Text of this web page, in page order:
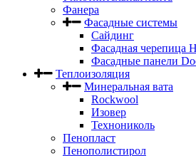
Фанера
Фасадные системы
Сайдинг
Фасадная черепица
Фасадные панели
Теплоизоляция
Минеральная вата
Rockwool
Изовер
Технониколь
Пенопласт
Пенополистирол